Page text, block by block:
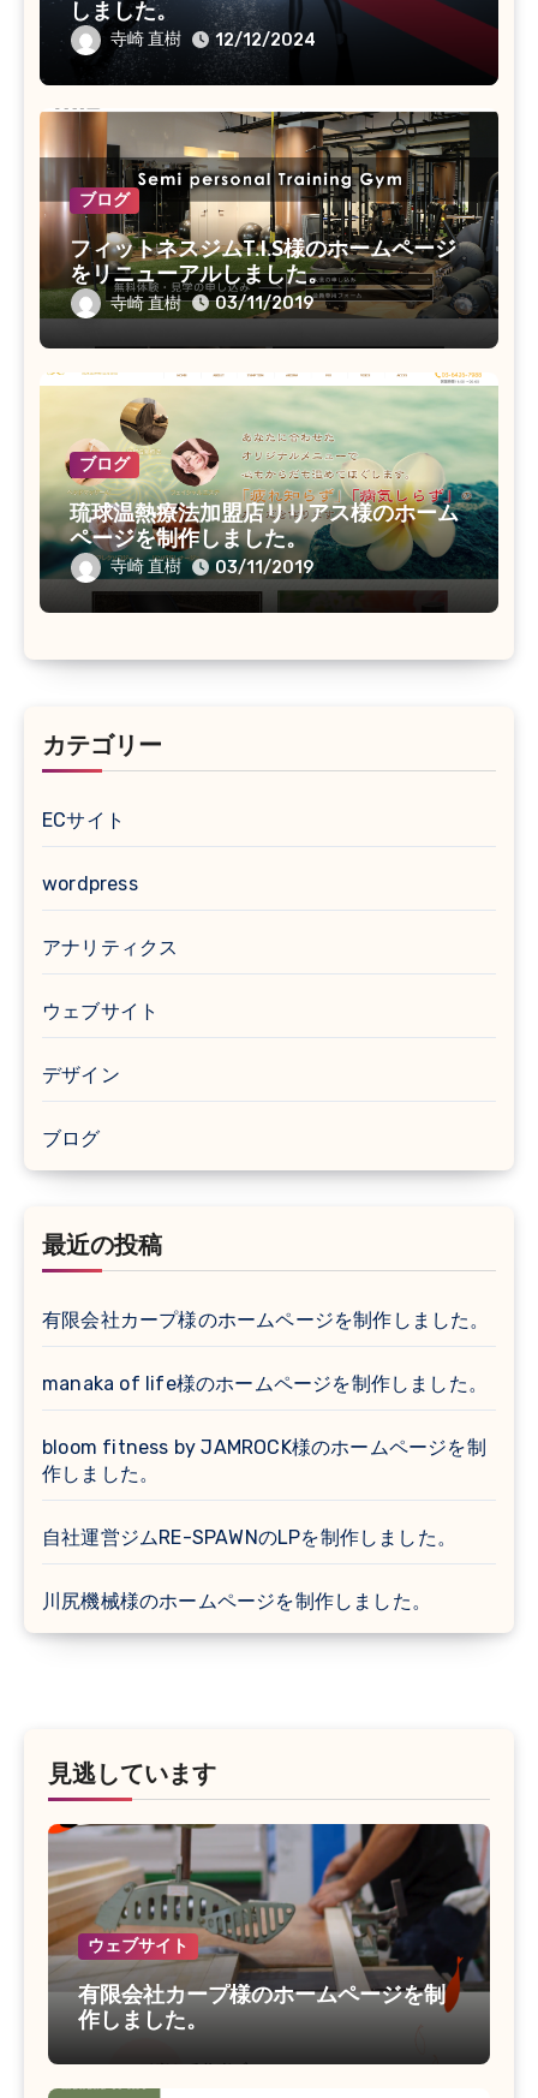
しました。
寺崎 直樹 12/12/2024
ブログ
フィットネスジムT.I.S様のホームページ
をリニューアルしました。
寺崎 直樹 03/11/2019
ブログ
琉球温熱療法加盟店リリアス様のホーム
ページを制作しました。
寺崎 直樹 03/11/2019
カテゴリー
ECサイト
wordpress
アナリティクス
ウェブサイト
デザイン
ブログ
最近の投稿
有限会社カープ様のホームページを制作しました。
manaka of life様のホームページを制作しました。
bloom fitness by JAMROCK様のホームページを制
作しました。
自社運営ジムRE-SPAWNのLPを制作しました。
川尻機械様のホームページを制作しました。
見逃しています
ウェブサイト
有限会社カープ様のホームページを制
作しました。